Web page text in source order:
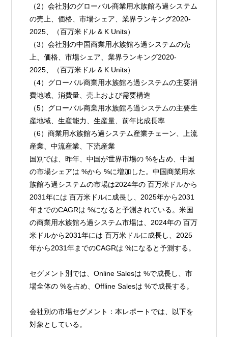
（2）会社別のグローバル商業用水族館ろ過システム
の売上、価格、市場シェア、業界ランキング2020-
2025、（百万米ドル & K Units）
（3）会社別の中国商業用水族館ろ過システムの売
上、価格、市場シェア、業界ランキング2020-
2025、（百万米ドル & K Units）
（4）グローバル商業用水族館ろ過システムの主要消
費地域、消費量、売上および需要構造
（5）グローバル商業用水族館ろ過システムの主要生
産地域、生産能力、生産量、前年比成長率
（6）商業用水族館ろ過システム産業チェーン、上流
産業、中流産業、下流産業
国別では、昨年、中国が世界市場の %を占め、中国
の市場シェアは %から %に増加した。中国商業用水
族館ろ過システムの市場は2024年の 百万米ドルから
2031年には 百万米ドルに成長し、2025年から2031
年までのCAGRは %になると予測されている。米国
の商業用水族館ろ過システム市場は、2024年の 百万
米ドルから2031年には 百万米ドルに成長し、2025
年から2031年までのCAGRは %になると予測する。
セグメント別では、Online Salesは %で成長し、市
場全体の %を占め、Offline Salesは %で成長する。
会社別の市場セグメント：本レポートでは、以下を
対象としている。